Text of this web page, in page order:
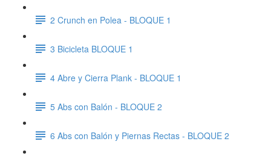
2 Crunch en Polea - BLOQUE 1
3 Bicicleta BLOQUE 1
4 Abre y Cierra Plank - BLOQUE 1
5 Abs con Balón - BLOQUE 2
6 Abs con Balón y Piernas Rectas - BLOQUE 2